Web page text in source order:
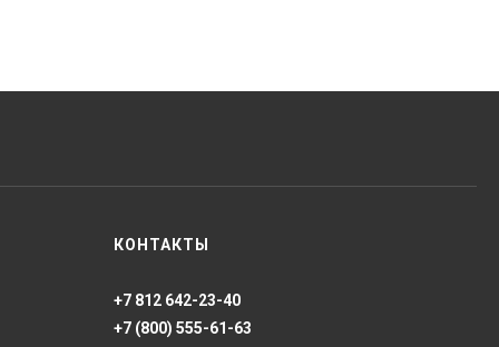
КОНТАКТЫ
+7 812 642-23-40
+7 (800) 555-61-63